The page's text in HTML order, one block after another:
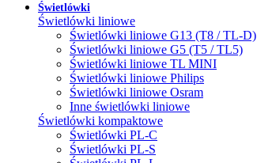
Świetlówki
Świetlówki liniowe
Świetlówki liniowe G13 (T8 / TL-D)
Świetlówki liniowe G5 (T5 / TL5)
Świetlówki liniowe TL MINI
Świetlówki liniowe Philips
Świetlówki liniowe Osram
Inne świetlówki liniowe
Świetlówki kompaktowe
Świetlówki PL-C
Świetlówki PL-S